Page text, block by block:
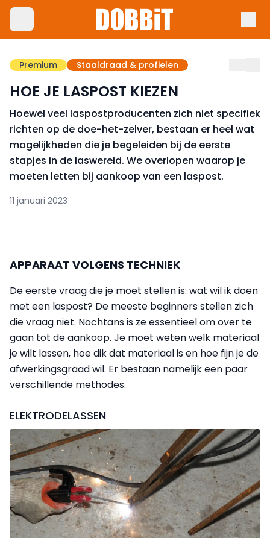
Premium Staaldraad & profielen
HOE JE LASPOST KIEZEN
Hoewel veel laspostproducenten zich niet specifiek
richten op de doe-het-zelver, bestaan er heel wat
mogelijkheden die je begeleiden bij de eerste
stapjes in de laswereld. We overlopen waarop je
moeten letten bij aankoop van een laspost.
11 januari 2023
APPARAAT VOLGENS TECHNIEK
De eerste vraag die je moet stellen is: wat wil ik doen
met een laspost? De meeste beginners stellen zich
die vraag niet. Nochtans is ze essentieel om over te
gaan tot de aankoop. Je moet weten welk materiaal
je wilt lassen, hoe dik dat materiaal is en hoe fijn je de
afwerkingsgraad wil. Er bestaan namelijk een paar
verschillende methodes.
ELEKTRODELASSEN